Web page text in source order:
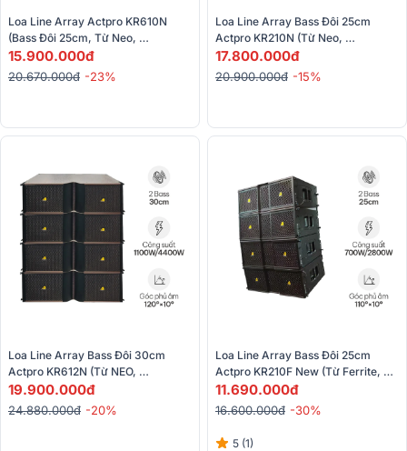
Loa Line Array Actpro KR610N
(Bass Đôi 25cm, Từ Neo,
700W/2800W)
15.900.000đ
20.670.000đ -23%
Loa Line Array Bass Đôi 25cm
Actpro KR210N (Từ Neo,
600/2400W)
17.800.000đ
20.900.000đ -15%
Loa Line Array Bass Đôi 30cm
Actpro KR612N (Từ NEO,
1100W/4400W)
19.900.000đ
24.880.000đ -20%
Loa Line Array Bass Đôi 25cm
Actpro KR210F New (Từ Ferrite,
700/2800W)
11.690.000đ
16.600.000đ -30%
5 (1)